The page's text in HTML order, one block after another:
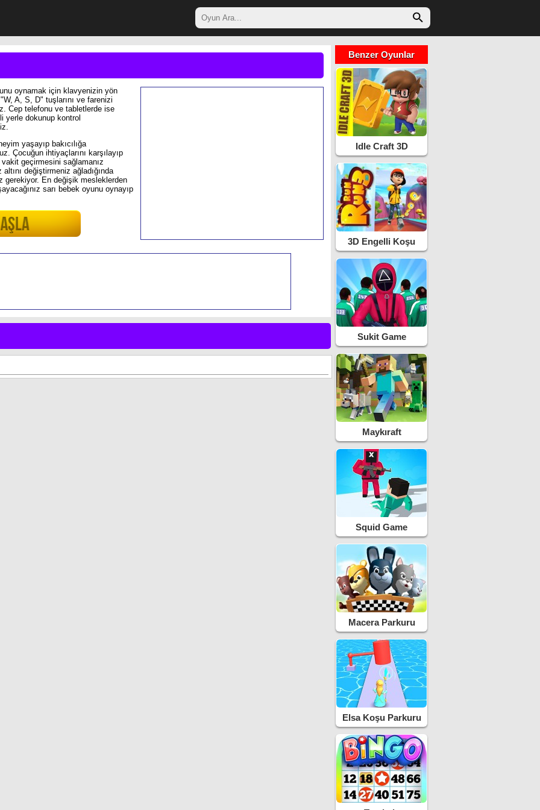
oynamak için klavyenizin yön
A, S, D" tuşlarını ve farenizi
Cep telefonu ve tabletlerde ise
yerle dokunup kontrol
yaşayıp bakıcılığa
Çocuğun ihtiyaçlarını karşılayıp
geçirmesini sağlamanız
değiştirmeniz ağladığında
gerekiyor. En değişik mesleklerden
sarı bebek oyunu oynayıp
Benzer Oyunlar
Idle Craft 3D
3D Engelli Koşu
Sukit Game
Maykıraft
Squid Game
Macera Parkuru
Elsa Koşu Parkuru